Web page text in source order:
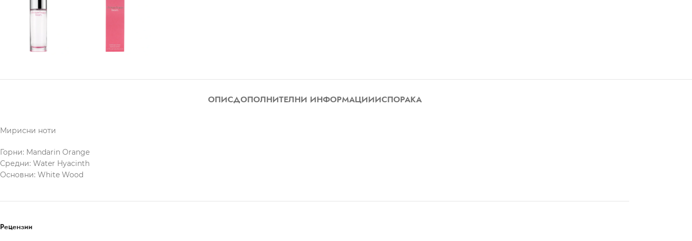
ОПИСДОПОЛНИТЕЛНИ ИНФОРМАЦИИИСПОРАКА
Мирисни ноти
Горни: Mandarin Orange
Средни: Water Hyacinth
Основни: White Wood
Рецензии